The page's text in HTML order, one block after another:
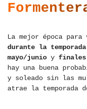
La mejor época
durante la
mayo/junio y finales
hay una buena
y soleado sin las
atrae la temporada